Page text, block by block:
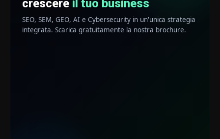
crescere il tuo business
SEO, SEM, GEO, AI e Cybersecurity in un'unica strategia
integrata. Scarica gratuitamente la nostra brochure.